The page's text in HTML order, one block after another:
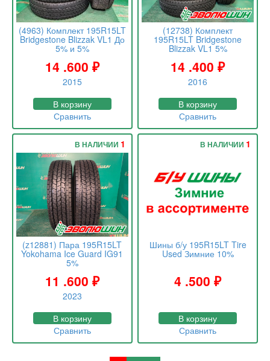
(4963) Комплект 195R15LT
Bridgestone Blizzak VL1 До
5% и 5%
14 .600 ₽
2015
В корзину
Сравнить
(12738) Комплект
195R15LT Bridgestone
Blizzak VL1 5%
14 .400₽
2016
В корзину
Сравнить
(z12881) Пара 195R15LT
Yokohama Ice Guard IG91
5%
11 .600 ₽
2023
В НАЛИЧИИ 1
В корзину
Сравнить
Шины б/у 195R15LT Tire
Used Зимние 10%
4 .500₽
В НАЛИЧИИ 1
В корзину
Сравнить